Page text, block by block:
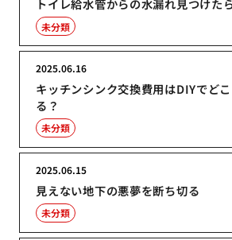
トイレ給水管からの水漏れ見つけた
未分類
キッチンシンク交換費用はDIYでど
る？
2025.06.16
未分類
見えない地下の悪夢を断ち切る
2025.06.15
未分類